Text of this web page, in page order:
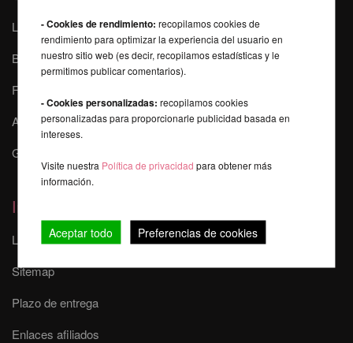
La seguridad durante el Pole Dance
Buscador de Pole
FAQ - Preguntas más frecuentes
Auspicios, Eventos y Shows
Galería Mika
Información
Las tarifas de envío
Sitemap
Plazo de entrega
Enlaces afiliados
- Cookies de rendimiento:recopilamos cookies de
rendimiento para optimizar la experiencia del usuario en
nuestro sitio web (es decir, recopilamos estadísticas y le
permitimos publicar comentarios).
- Cookies personalizadas:recopilamos cookies
personalizadas para proporcionarle publicidad basada en
intereses.
Visite nuestra Política de privacidadpara obtener más
información.
Aceptar todo Preferencias de cookies